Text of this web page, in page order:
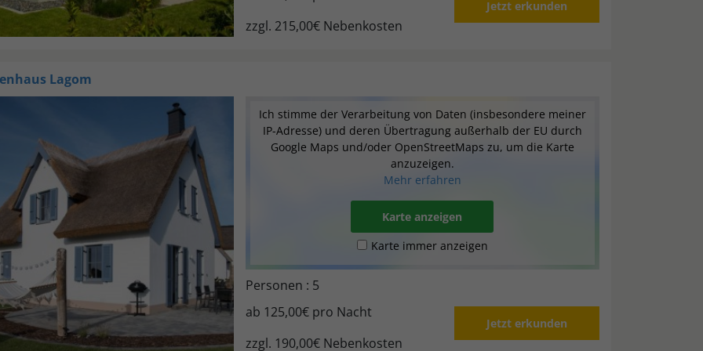
zzgl. 215,00€ Nebenkosten
Jetzt erkunden
Lagom
Ich stimme der Verarbeitung von Daten (insbesondere meiner
IP-Adresse) und deren Übertragung außerhalb der EU durch
Google Maps und/oder OpenStreetMaps zu, um die Karte
anzuzeigen.
Mehr erfahren
Karte anzeigen
Karte immer anzeigen
Personen : 5
ab 125,00€pro Nacht
zzgl. 190,00€ Nebenkosten
Jetzt erkunden